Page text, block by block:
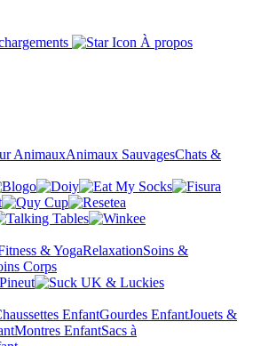
À propos
AnimauxAnimaux SauvagesChats &
& YogaRelaxationSoins &
Corps
EnfantGourdes EnfantJouets &
Montres EnfantSacs à